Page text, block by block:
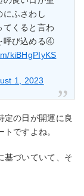
ふさわし
てくると言わ
呼び込める④
kiBHgPIyKS
1, 2023
定の日が開運に良
ですよね。
基づいていて、そ